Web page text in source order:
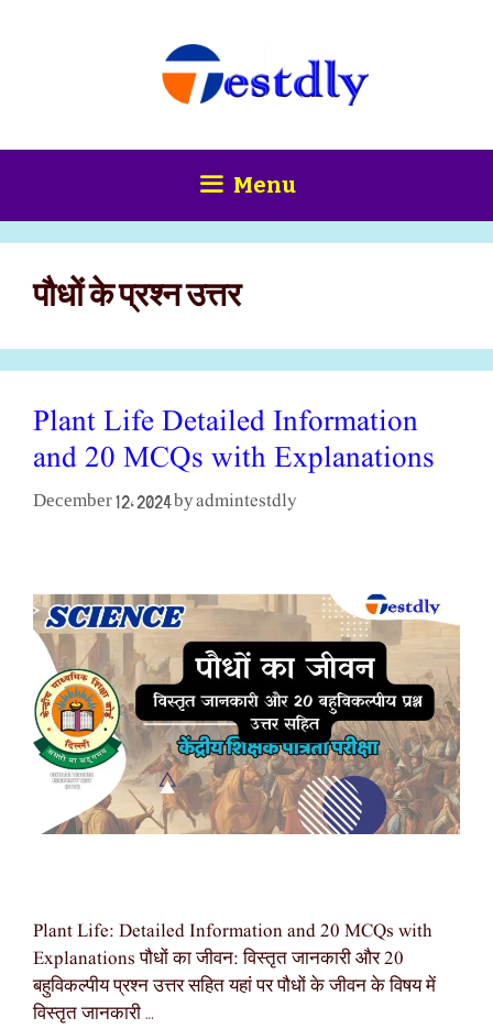
Menu
पौधों के प्रश्न उत्तर
Plant Life Detailed Information
and 20 MCQs with Explanations
December 12, 2024 byadmintestdly
Plant Life: Detailed Information and 20 MCQs with
Explanations पौधों का जीवन: विस्तृत जानकारी और 20
बहुविकल्पीय प्रश्न उत्तर सहित यहां पर पौधों के जीवन के विषय में
विस्तृत जानकारी …